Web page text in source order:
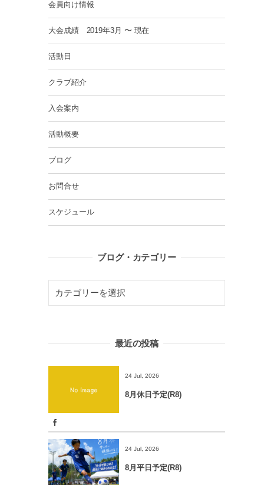
会員向け情報
大会成績 2019年3月 〜 現在
活動日
クラブ紹介
入会案内
活動概要
ブログ
お問合せ
スケジュール
ブログ・カテゴリー
最近の投稿
24 Jul, 2026
8月休日予定(R8)
24 Jul, 2026
8月平日予定(R8)